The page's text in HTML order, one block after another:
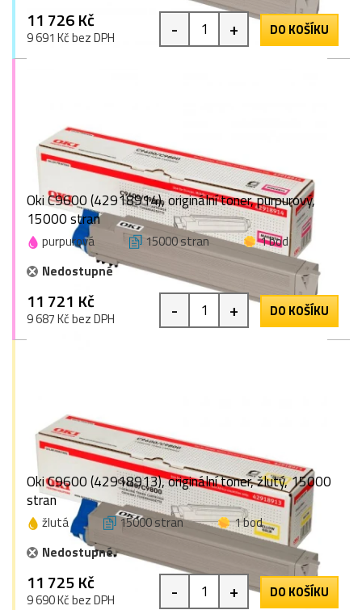
11 726 Kč
9 691 Kč bez DPH - + DO KOŠÍKU
Oki C9600 (42918914), originální toner, purpurový,
15000 stran
purpurová 15000 stran
1 bod
Nedostupné
11 721 Kč
9 687 Kč bez DPH - + DO KOŠÍKU
Oki C9600 (42918913), originální toner, žlutý, 15000
stran
žlutá 15000 stran
1 bod
Nedostupné
11 725 Kč
9 690 Kč bez DPH - + DO KOŠÍKU